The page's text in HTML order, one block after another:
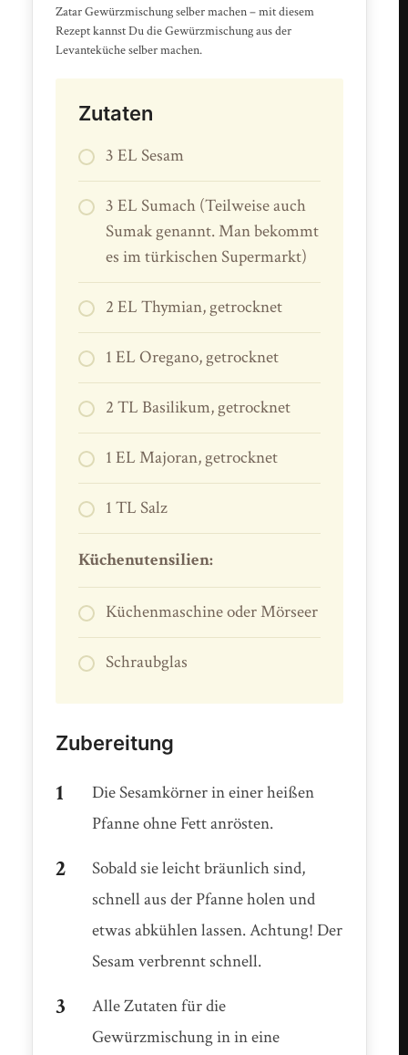
Zatar Gewürzmischung selber machen – mit diesem
Rezept kannst Du die Gewürzmischung aus der
Levanteküche selber machen.
Zutaten
3 EL Sesam
3 EL Sumach (Teilweise auch
Sumak genannt. Man bekommt
es im türkischen Supermarkt)
2 EL Thymian, getrocknet
1 EL Oregano, getrocknet
2 TL Basilikum, getrocknet
1 EL Majoran, getrocknet
1 TL Salz
Küchenutensilien:
Küchenmaschine oder Mörseer
Schraubglas
Zubereitung
Die Sesamkörner in einer heißen
Pfanne ohne Fett anrösten.
Sobald sie leicht bräunlich sind,
schnell aus der Pfanne holen und
etwas abkühlen lassen. Achtung! Der
Sesam verbrennt schnell.
Alle Zutaten für die
Gewürzmischung in in eine